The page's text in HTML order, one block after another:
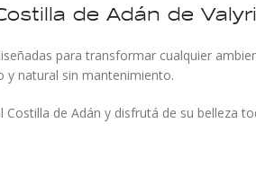
de Adán de
para transformar cualquier
y natural sin mantenimiento.
de Adán y disfrutá de su belleza